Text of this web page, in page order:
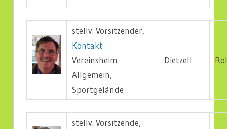
stellv. Vorsitzender,
Kontakt
Vereinsheim
Allgemein,
Sportgelände
Dietzell
stellv. Vorsitzende,